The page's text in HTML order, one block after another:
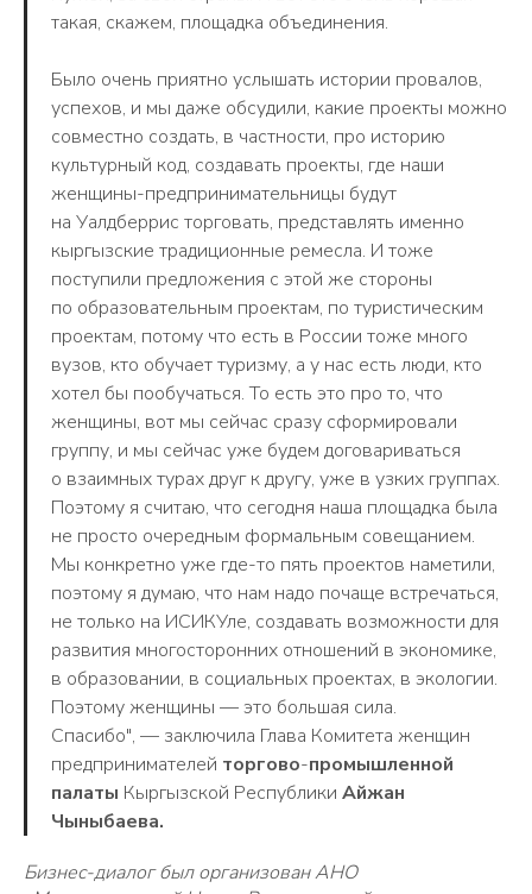
такая, скажем, площадка объединения.
Было очень приятно услышать истории провалов,
успехов, и мы даже обсудили, какие проекты можно
совместно создать, в частности, про историю
культурный код, создавать проекты, где наши
женщины-предпринимательницы будут
на Уалдберрис торговать, представлять именно
кыргызские традиционные ремесла. И тоже
поступили предложения с этой же стороны
по образовательным проектам, по туристическим
проектам, потому что есть в России тоже много
вузов, кто обучает туризму, а у нас есть люди, кто
хотел бы пообучаться. То есть это про то, что
женщины, вот мы сейчас сразу сформировали
группу, и мы сейчас уже будем договариваться
о взаимных турах друг к другу, уже в узких группах.
Поэтому я считаю, что сегодня наша площадка была
не просто очередным формальным совещанием.
Мы конкретно уже где-то пять проектов наметили,
поэтому я думаю, что нам надо почаще встречаться,
не только на ИСИКУле, создавать возможности для
развития многосторонних отношений в экономике,
в образовании, в социальных проектах, в экологии.
Поэтому женщины — это большая сила.
Спасибо", — заключила Глава Комитета женщин
предпринимателей торгово-промышленной
палаты Кыргызской Республики Айжан
Чыныбаева.
Бизнес-диалог был организован АНО